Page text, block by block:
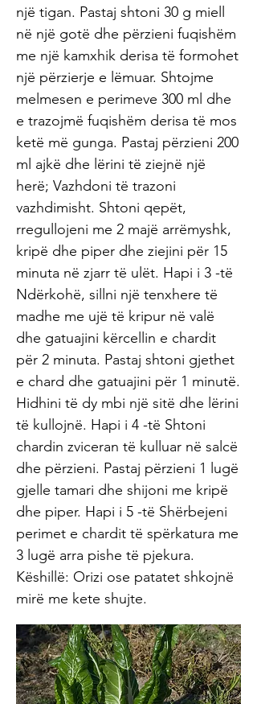
një tigan. Pastaj shtoni 30 g miell
në një gotë dhe përzieni fuqishëm
me një kamxhik derisa të formohet
një përzierje e lëmuar. Shtojme
melmesen e perimeve 300 ml dhe
e trazojmë fuqishëm derisa të mos
ketë më gunga. Pastaj përzieni 200
ml ajkë dhe lërini të ziejnë një
herë; Vazhdoni të trazoni
vazhdimisht. Shtoni qepët,
rregullojeni me 2 majë arrëmyshk,
kripë dhe piper dhe ziejini për 15
minuta në zjarr të ulët. Hapi i 3 -të
Ndërkohë, sillni një tenxhere të
madhe me ujë të kripur në valë
dhe gatuajini kërcellin e chardit
për 2 minuta. Pastaj shtoni gjethet
e chard dhe gatuajini për 1 minutë.
Hidhini të dy mbi një sitë dhe lërini
të kullojnë. Hapi i 4 -të Shtoni
chardin zviceran të kulluar në salcë
dhe përzieni. Pastaj përzieni 1 lugë
gjelle tamari dhe shijoni me kripë
dhe piper. Hapi i 5 -të Shërbejeni
perimet e chardit të spërkatura me
3 lugë arra pishe të pjekura.
Këshillë: Orizi ose patatet shkojnë
mirë me kete shujte.